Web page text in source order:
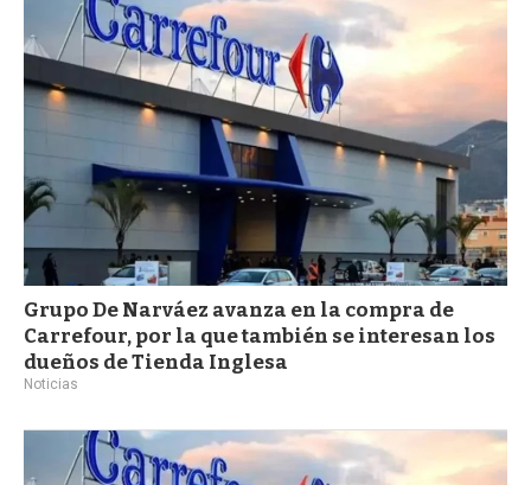
a
Grupo De Narváez avanza en la compra de
Carrefour, por la que también se interesan los
dueños de Tienda Inglesa
Noticias